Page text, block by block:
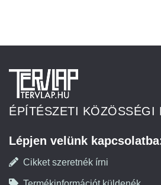
ÉPÍTÉSZETI KÖZÖSSÉGI
Lépjen velünk
Cikket szeretnék írni